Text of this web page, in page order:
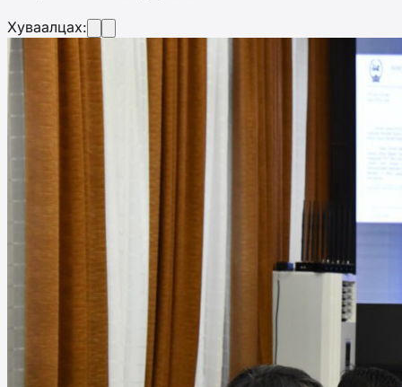
Хуваалцах: